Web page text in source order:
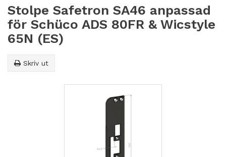
Stolpe Safetron SA46 anpassad
för Schüco ADS 80FR & Wicstyle
65N (ES)
Skriv ut